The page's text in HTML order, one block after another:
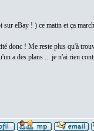
sur eBay ! ) ce matin et ça
donc ! Me reste plus qu'à
a des plans ... je n'ai rien